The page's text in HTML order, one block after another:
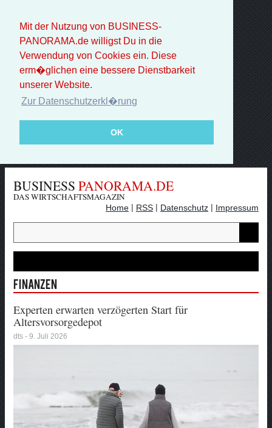
Mit der Nutzung von BUSINESS-
PANORAMA.de willigst Du in die
Verwendung von Cookies ein. Diese
erm�glichen eine bessere Dienstbarkeit
unserer Website.
Zur Datenschutzerkl�rung
OK
BUSINESS PANORAMA.DE
DAS WIRTSCHAFTSMAGAZIN
Home | RSS | Datenschutz | Impressum
Finanzen
Experten erwarten verzögerten Start für
Altersvorsorgedepot
dts - 9. Juli 2026